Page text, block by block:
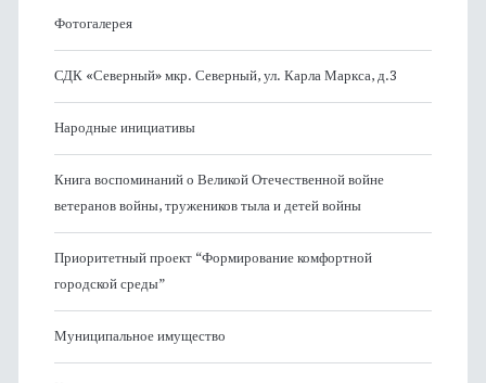
Фотогалерея
СДК «Северный» мкр. Северный, ул. Карла Маркса, д.3
Народные инициативы
Книга воспоминаний о Великой Отечественной войне
ветеранов войны, тружеников тыла и детей войны
Приоритетный проект “Формирование комфортной
городской среды”
Муниципальное имущество